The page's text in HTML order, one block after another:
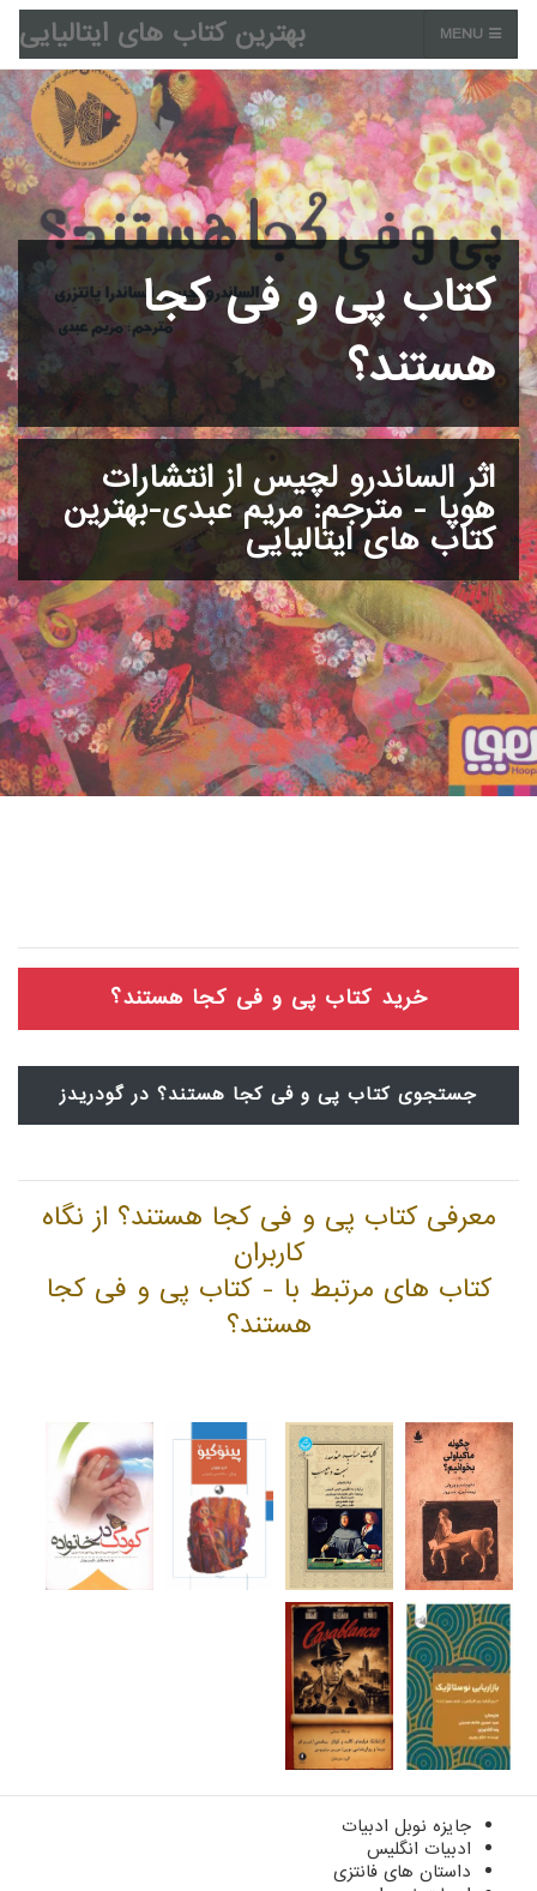
بهترین کتاب های ایتالیایی MENU
کتاب پی و فی کجا
هستند؟
اثر الساندرو لچیس از انتشارات
هوپا - مترجم: مریم عبدی-بهترین
کتاب های ایتالیایی
خرید کتاب پی و فی کجا هستند؟
جستجوی کتاب پی و فی کجا هستند؟ در گودریدز
معرفی کتاب پی و فی کجا هستند؟ از نگاه
کاربران
کتاب های مرتبط با - کتاب پی و فی کجا
هستند؟
جایزه نوبل ادبیات
ادبیات انگلیس
داستان های فانتزی